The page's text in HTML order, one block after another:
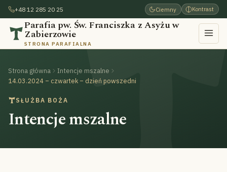
+48 12 285 20 25 Ciemny Kontrast
Parafia pw. Św. Franciszka z Asyżu w
Zabierzowie
STRONA PARAFIALNA
Strona główna
Intencje mszalne
14.03.2024 – czwartek – dzień powszedni
SŁUŻBA BOŻA
Intencje mszalne